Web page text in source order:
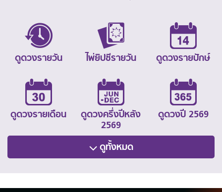
ดูดวงรายวัน ไพ่ยิปซีรายวัน ดูดวงรายปักษ์
ดูดวงรายเดือน
ดูดวงครึ่งปีหลัง
2569
ดูดวงปี 2569
ดูทั้งหมด